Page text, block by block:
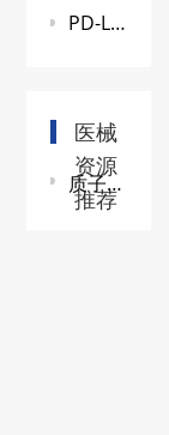
PD-L1检测试剂临床试验—结果重现性研究注册审查指导原则
医械
资源
推荐
质子/碳离子治疗系统技术审查指导原则